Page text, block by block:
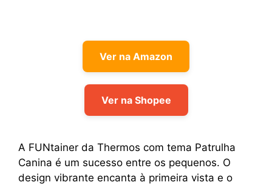
Ver na Amazon
Ver na Shopee
A FUNtainer da Thermos com tema Patrulha
Canina é um sucesso entre os pequenos. O
design vibrante encanta à primeira vista e o